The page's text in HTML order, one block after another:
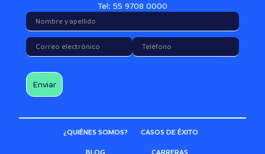
Tel: 55 9708 0000
¿QUIÉNES SOMOS? CASOS DE ÉXITO